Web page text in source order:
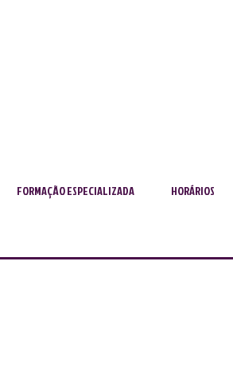
FORMAÇÃO ESPECIALIZADA HORÁRIOS